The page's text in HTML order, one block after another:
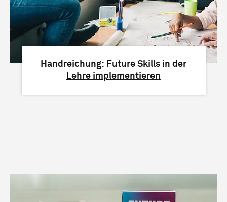
Handreichung: Future Skills in der
Lehre implementieren